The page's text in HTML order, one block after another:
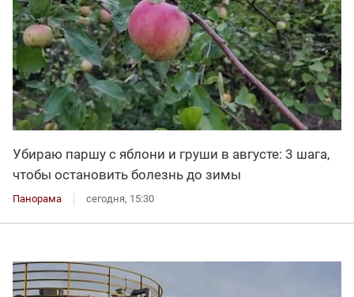
Убираю паршу с яблони и груши в августе: 3 шага,
чтобы остановить болезнь до зимы
Панорама сегодня, 15:30